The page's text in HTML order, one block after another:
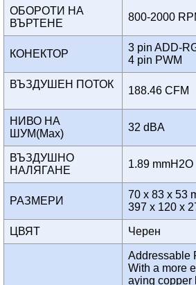
ОБОРОТИ НА
ВЪРТЕНЕ
800-2000
КОНЕКТОР
3 pin ADD-
4 pin PWM
ВЪЗДУШЕН ПОТОК
188.46 CFM
НИВО НА
ШУМ(Max)
32 dBA
ВЪЗДУШНО
НАЛЯГАНЕ
1.89 mmH2O
РАЗМЕРИ
70 x 83 x 53
397 x 120 x
ЦВЯТ Черен
Addressable
With a more
aying copper